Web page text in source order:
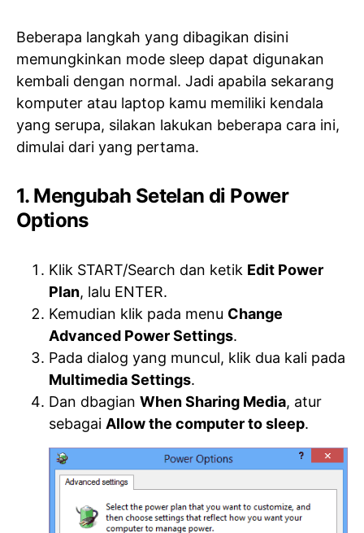
Beberapa langkah yang dibagikan disini
memungkinkan mode sleep dapat digunakan
kembali dengan normal. Jadi apabila sekarang
komputer atau laptop kamu memiliki kendala
yang serupa, silakan lakukan beberapa cara ini,
dimulai dari yang pertama.
1. Mengubah Setelan di Power
Options
Klik START/Search dan ketik Edit Power
Plan, lalu ENTER.
Kemudian klik pada menu Change
Advanced Power Settings.
Pada dialog yang muncul, klik dua kali pada
Multimedia Settings.
Dan dbagian When Sharing Media, atur
sebagai Allow the computer to sleep.